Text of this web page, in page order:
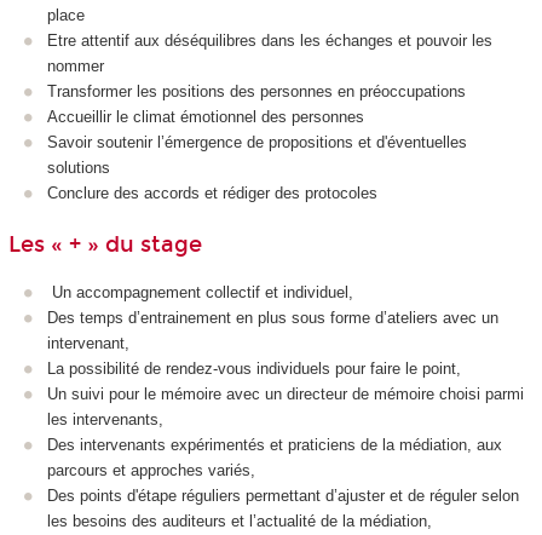
place
Etre attentif aux déséquilibres dans les échanges et pouvoir les
nommer
Transformer les positions des personnes en préoccupations
Accueillir le climat émotionnel des personnes
Savoir soutenir l’émergence de propositions et d'éventuelles
solutions
Conclure des accords et rédiger des protocoles
Les « + » du stage
Un accompagnement collectif et individuel,
Des temps d’entrainement en plus sous forme d’ateliers avec un
intervenant,
La possibilité de rendez-vous individuels pour faire le point,
Un suivi pour le mémoire avec un directeur de mémoire choisi parmi
les intervenants,
Des intervenants expérimentés et praticiens de la médiation, aux
parcours et approches variés,
Des points d'étape réguliers permettant d’ajuster et de réguler selon
les besoins des auditeurs et l’actualité de la médiation,